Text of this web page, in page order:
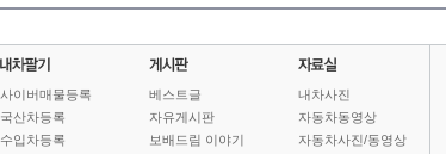
사이버매물등록
국산차등록
수입차등록
베스트글
자유게시판
보배드림 이야기
내차사진
자동차동영상
자동차사진/동영상